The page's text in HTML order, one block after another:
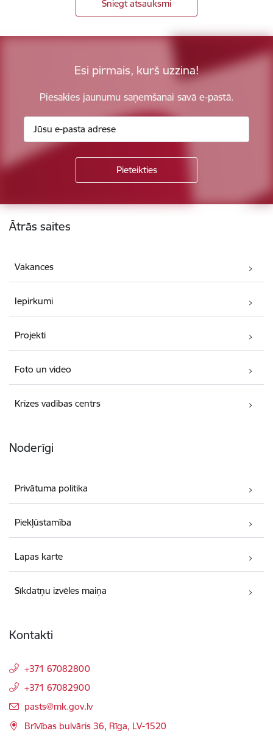
Sniegt atsauksmi
Esi pirmais, kurš uzzina!
Piesakies jaunumu saņemšanai savā e-pastā.
Kājene
Ātrās saites
Vakances
Iepirkumi
Projekti
Foto un video
Krīzes vadības centrs
Noderīgi
Privātuma politika
Piekļūstamība
Lapas karte
Sīkdatņu izvēles maiņa
Kontakti
+371 67082800
+371 67082900
E-pasts:
pasts@mk.gov.lv
Brīvības bulvāris 36, Rīga, LV-1520